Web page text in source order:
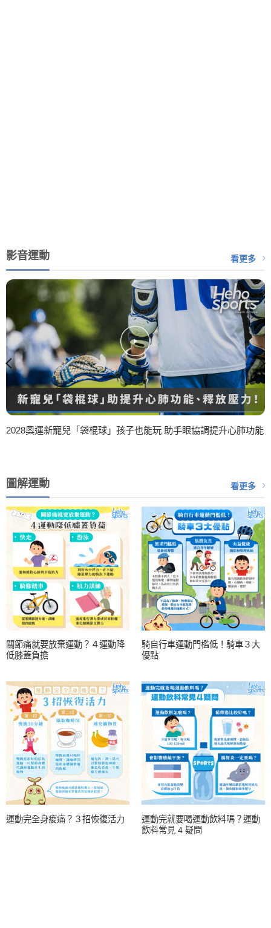
影音運動 看更多
2028奧運新寵兒「袋棍球」孩子也能玩 助手眼協調提升心肺功能
圖解運動 看更多
關節痛就要放棄運動？４運動降
低膝蓋負擔
騎自行車運動門檻低！騎車３大
優點
運動完全身痠痛？３招恢復活力
運動完就要喝運動飲料嗎？運動
飲料常見 4 疑問